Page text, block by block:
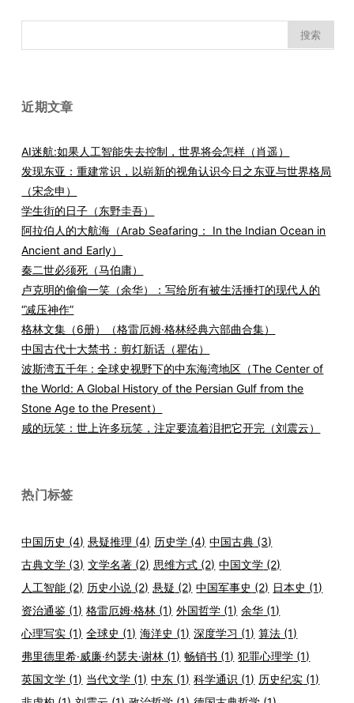
索：
近期文章
AI迷航:如果人工智能失去控制，世界将会怎样（肖遥）
发现东亚：重建常识，以崭新的视角认识今日之东亚与世界格局
（宋念申）
学生街的日子（东野圭吾）
阿拉伯人的大航海（Arab Seafaring： In the Indian Ocean in
Ancient and Early）
秦二世必须死（马伯庸）
卢克明的偷偷一笑（余华）：写给所有被生活捶打的现代人的
“减压神作”
格林文集（6册）（格雷厄姆·格林经典六部曲合集）
中国古代十大禁书：剪灯新话（瞿佑）
波斯湾五千年 : 全球史视野下的中东海湾地区（The Center of
the World: A Global History of the Persian Gulf from the
Stone Age to the Present）
咸的玩笑：世上许多玩笑，注定要流着泪把它开完（刘震云）
热门标签
中国历史 (4) 悬疑推理 (4) 历史学 (4) 中国古典 (3)
古典文学 (3) 文学名著 (2) 思维方式 (2) 中国文学 (2)
人工智能 (2) 历史小说 (2) 悬疑 (2) 中国军事史 (2) 日本史 (1)
资治通鉴 (1) 格雷厄姆·格林 (1) 外国哲学 (1) 余华 (1)
心理写实 (1) 全球史 (1) 海洋史 (1) 深度学习 (1) 算法 (1)
弗里德里希·威廉·约瑟夫·谢林 (1) 畅销书 (1) 犯罪心理学 (1)
英国文学 (1) 当代文学 (1) 中东 (1) 科学通识 (1) 历史纪实 (1)